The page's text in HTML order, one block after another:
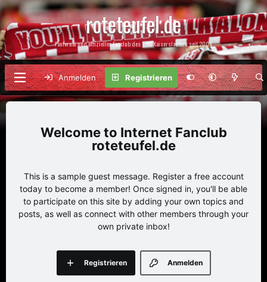
roteteufel.de
Fanforum und offizieller Fanclub des 1. FC Kaiserslautern seit 2004
Anmelden Registrieren
Internet Fanclub
roteteufel.de
This is a sample guest message. Register a free account
today to become a member! Once signed in, you'll be able
to participate on this site by adding your own topics and
posts, as well as connect with other members through your
own private inbox!
Anmelden
Registrieren